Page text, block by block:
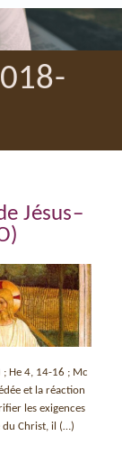
Jésus–
; He 4, 14-16 ; Mc
et la réaction
les exigences
du Christ, il (…)